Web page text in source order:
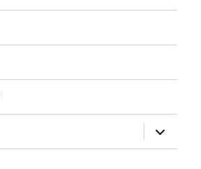
раскрыть
дочернее
меню